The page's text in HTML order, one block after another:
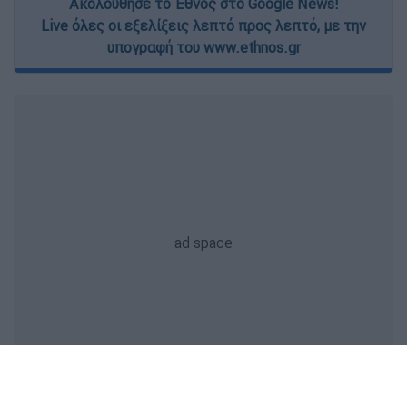
Ακολούθησε το Έθνος στο Google News!
Live όλες οι εξελίξεις λεπτό προς λεπτό, με την
υπογραφή του www.ethnos.gr